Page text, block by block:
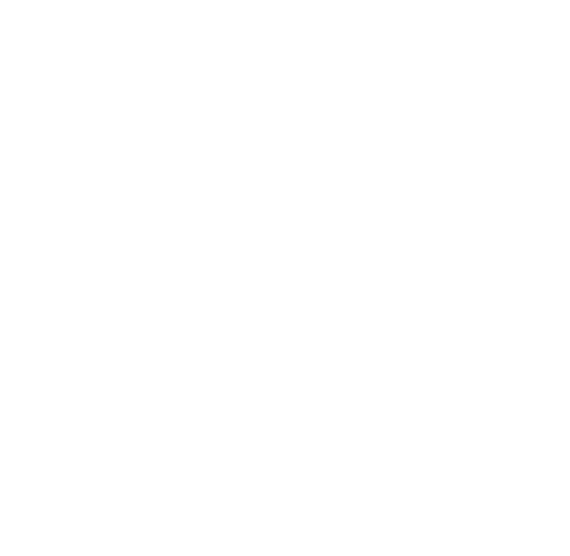
ています
ーザーです